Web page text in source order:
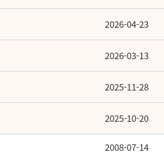
2026-04-23
2026-03-13
2025-11-28
2025-10-20
2008-07-14